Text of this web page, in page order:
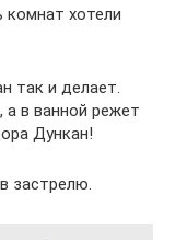
хотели
так и делает.
в ванной режет
Дункан!
застрелю.